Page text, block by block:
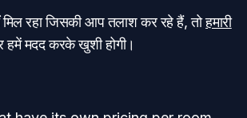
रहा जिसकी आप तलाश कर रहे हैं, तोहमारी
मदद करके खुशी होगी।